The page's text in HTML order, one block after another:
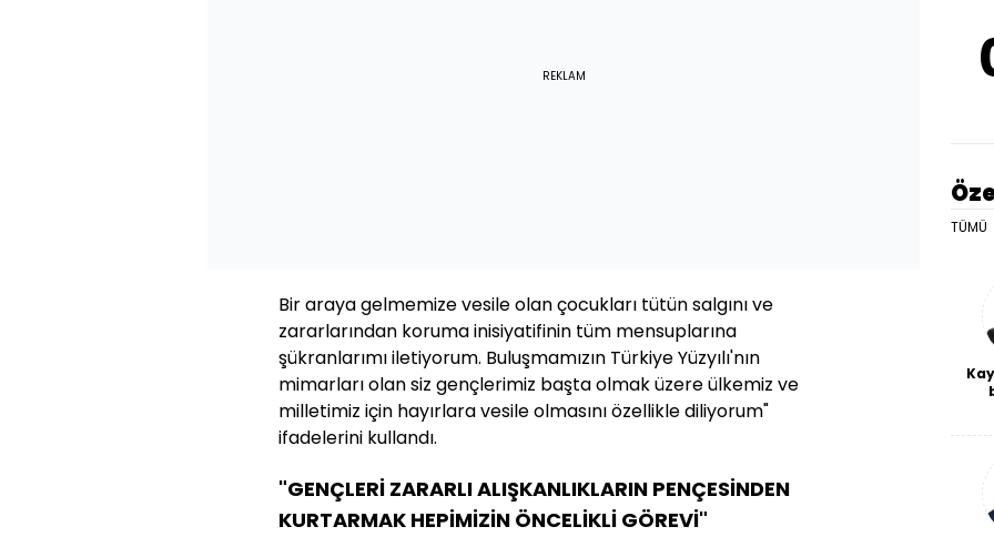
REKLAM
Bir araya gelmemize vesile olan çocukları tütün salgını ve
zararlarından koruma inisiyatifinin tüm mensuplarına
şükranlarımı iletiyorum. Buluşmamızın Türkiye Yüzyılı'nın
mimarları olan siz gençlerimiz başta olmak üzere ülkemiz ve
milletimiz için hayırlara vesile olmasını özellikle diliyorum"
ifadelerini kullandı.
"GENÇLERİ ZARARLI ALIŞKANLIKLARIN PENÇESİNDEN
KURTARMAK HEPİMİZİN ÖNCELİKLİ GÖREVİ"
TÜMÜ